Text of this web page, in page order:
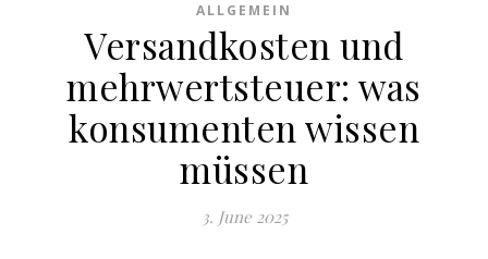
ALLGEMEIN
Versandkosten und
mehrwertsteuer: was
konsumenten wissen
müssen
3. June 2025